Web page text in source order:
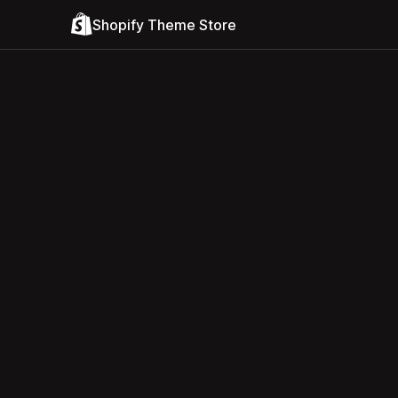
Shopify Theme Store